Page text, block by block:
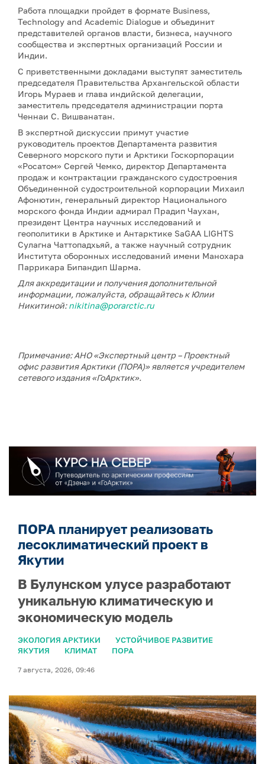
Работа площадки пройдет в формате Business,
Technology and Academic Dialogue и объединит
представителей органов власти, бизнеса, научного
сообщества и экспертных организаций России и
Индии.
С приветственными докладами выступят заместитель
председателя Правительства Архангельской области
Игорь Мураев и глава индийской делегации,
заместитель председателя администрации порта
Ченнаи С. Вишванатан.
В экспертной дискуссии примут участие
руководитель проектов Департамента развития
Северного морского пути и Арктики Госкорпорации
«Росатом» Сергей Чемко, директор Департамента
продаж и контрактации гражданского судостроения
Объединенной судостроительной корпорации Михаил
Афонютин, генеральный директор Национального
морского фонда Индии адмирал Прадип Чаухан,
президент Центра научных исследований и
геополитики в Арктике и Антарктике SaGAA LIGHTS
Сулагна Чаттопадхьяй, а также научный сотрудник
Института оборонных исследований имени Манохара
Паррикара Бипандип Шарма.
Для аккредитации и получения дополнительной
информации, пожалуйста, обращайтесь к Юлии
Никитиной:nikitina@porarctic.ru
Примечание: АНО «Экспертный центр – Проектный
офис развития Арктики (ПОРА)» является учредителем
сетевого издания «ГоАрктик».
ПОРА планирует реализовать
лесоклиматический проект в
Якутии
В Булунском улусе разработают
уникальную климатическую и
экономическую модель
ЭКОЛОГИЯ АРКТИКИ
УСТОЙЧИВОЕ РАЗВИТИЕ
ЯКУТИЯ
КЛИМАТ ПОРА
7 августа, 2026, 09:46